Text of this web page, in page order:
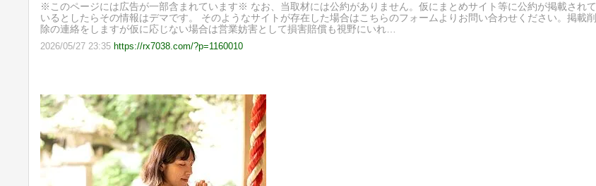
※このページには広告が一部含まれています※ なお、当取材には公約がありません。仮にまとめサイト等に公約が掲載されて
いるとしたらその情報はデマです。 そのようなサイトが存在した場合はこちらのフォームよりお問い合わせください。掲載削
除の連絡をしますが仮に応じない場合は営業妨害として損害賠償も視野にいれ…
2026/05/27 23:35 https://rx7038.com/?p=1160010